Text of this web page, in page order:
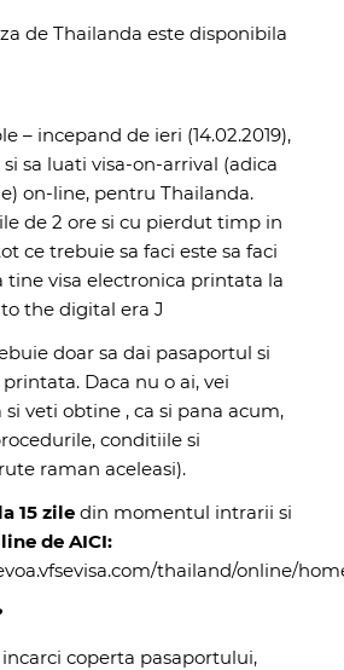
de Thailanda este disponibila
– incepand de ieri (14.02.2019),
sa luati visa-on-arrival (adica
on-line, pentru Thailanda.
de 2 ore si cu pierdut timp in
ce trebuie sa faci este sa faci
tine visa electronica printata la
the digital era J
doar sa dai pasaportul si
Daca nu o ai, vei
veti obtine , ca si pana acum,
conditiile si
raman aceleasi).
15 zile din momentul intrarii si
de AICI:
thailand/online/
coperta pasaportului,